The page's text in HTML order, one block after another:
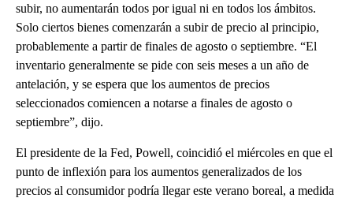
subir, no aumentarán todos por igual ni en todos los ámbitos.
Solo ciertos bienes comenzarán a subir de precio al principio,
probablemente a partir de finales de agosto o septiembre. “El
inventario generalmente se pide con seis meses a un año de
antelación, y se espera que los aumentos de precios
seleccionados comiencen a notarse a finales de agosto o
septiembre”, dijo.
El presidente de la Fed, Powell, coincidió el miércoles en que el
punto de inflexión para los aumentos generalizados de los
precios al consumidor podría llegar este verano boreal, a medida